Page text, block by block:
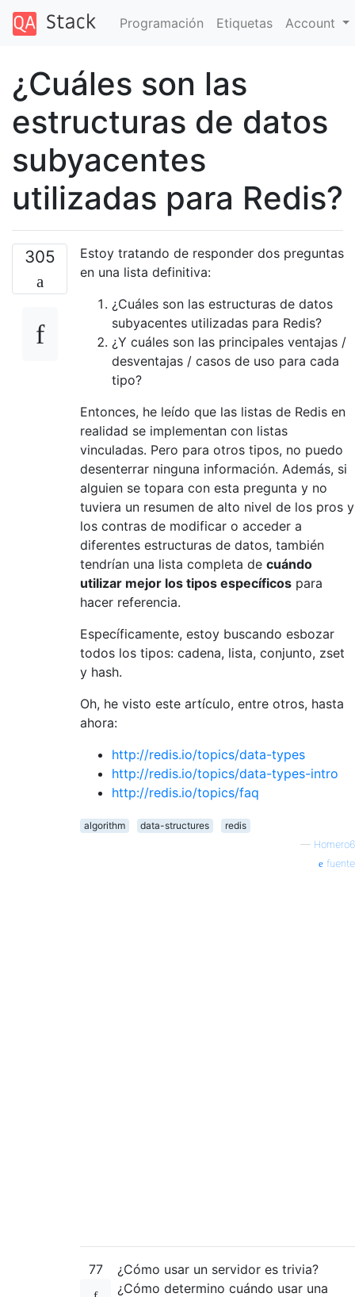
Programación Etiquetas Account
¿Cuáles son las
estructuras de datos
subyacentes
utilizadas para Redis?
305
Estoy tratando de responder dos preguntas
en una lista definitiva:
¿Cuáles son las estructuras de datos
subyacentes utilizadas para Redis?
¿Y cuáles son las principales ventajas /
desventajas / casos de uso para cada
tipo?
Entonces, he leído que las listas de Redis en
realidad se implementan con listas
vinculadas. Pero para otros tipos, no puedo
desenterrar ninguna información. Además, si
alguien se topara con esta pregunta y no
tuviera un resumen de alto nivel de los pros y
los contras de modificar o acceder a
diferentes estructuras de datos, también
tendrían una lista completa de cuándo
utilizar mejor los tipos específicos para
hacer referencia.
Específicamente, estoy buscando esbozar
todos los tipos: cadena, lista, conjunto, zset
y hash.
Oh, he visto este artículo, entre otros, hasta
ahora:
http://redis.io/topics/data-types
http://redis.io/topics/data-types-intro
http://redis.io/topics/faq
algorithm data-structures
redis
— Homero6
fuente
77
¿Cómo usar un servidor es trivia?
¿Cómo determino cuándo usar una